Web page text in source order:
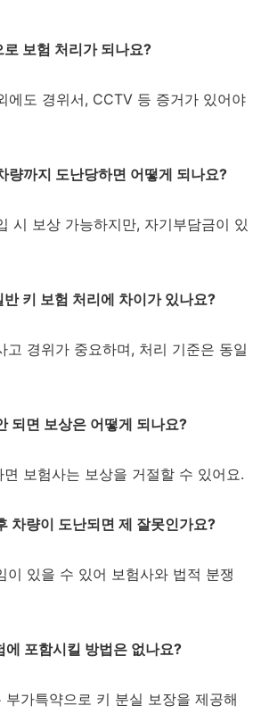
보험 처리가 되나요?
에도 경위서, CCTV 등 증거가 있어야
량까지 도난당하면 어떻게 되나요?
시 보상 가능하지만, 자기부담금이 있
키 보험 처리에 차이가 있나요?
고 경위가 중요하며, 처리 기준은 동일
되면 보상은 어떻게 되나요?
보험사는 보상을 거절할 수 있어요.
차량이 도난되면 제 잘못인가요?
이 있을 수 있어 보험사와 법적 분쟁
에 포함시킬 방법은 없나요?
부가특약으로 키 분실 보장을 제공해